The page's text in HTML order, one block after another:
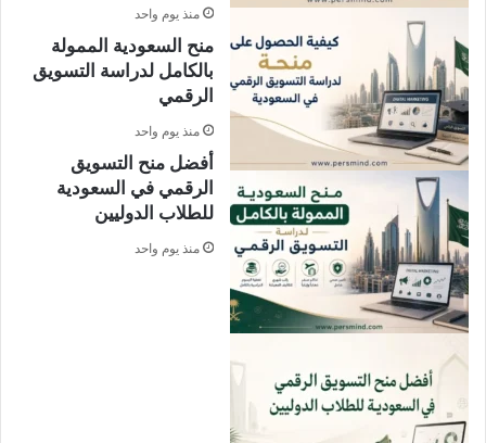
منذ يوم واحد
منح السعودية الممولة
بالكامل لدراسة التسويق
الرقمي
منذ يوم واحد
أفضل منح التسويق
الرقمي في السعودية
للطلاب الدوليين
منذ يوم واحد